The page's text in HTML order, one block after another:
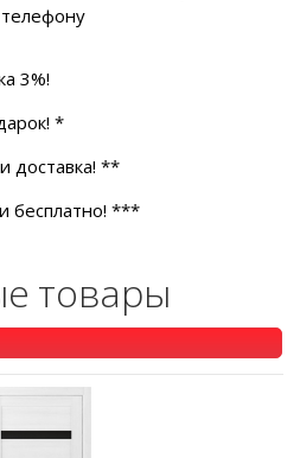
3%!
*
и доставка! **
бесплатно! ***
товары